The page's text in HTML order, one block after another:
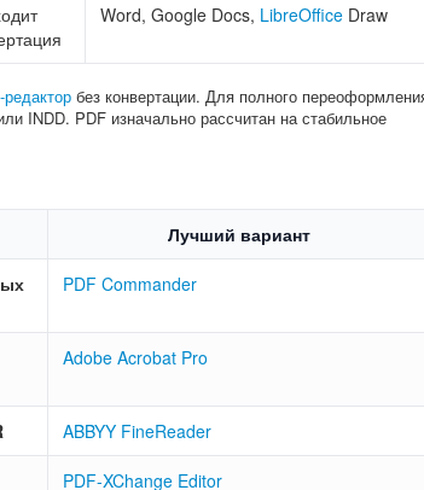
Word, Google Docs, LibreOffice Draw
редактор без конвертации. Для полного
INDD. PDF изначально рассчитан на стабильное
Лучший вариант
PDF Commander
Adobe Acrobat Pro
ABBYY FineReader
PDF-XChange Editor